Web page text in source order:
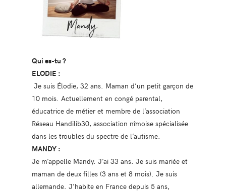
Qui es-tu ?
ELODIE :
Je suis Élodie, 32 ans. Maman d’un petit garçon de
10 mois. Actuellement en congé parental,
éducatrice de métier et membre de l’association
Réseau Handilib30, association nîmoise spécialisée
dans les troubles du spectre de l’autisme.
MANDY :
Je m’appelle Mandy. J’ai 33 ans. Je suis mariée et
maman de deux filles (3 ans et 8 mois). Je suis
allemande. J’habite en France depuis 5 ans,